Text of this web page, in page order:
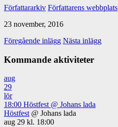
Författararkiv Författarens webbplats
23 november, 2016
Föregående inlägg Nästa inlägg
Kommande aktiviteter
aug
29
lör
18:00 Höstfest @ Johans lada
Höstfest @ Johans lada
aug 29 kl. 18:00